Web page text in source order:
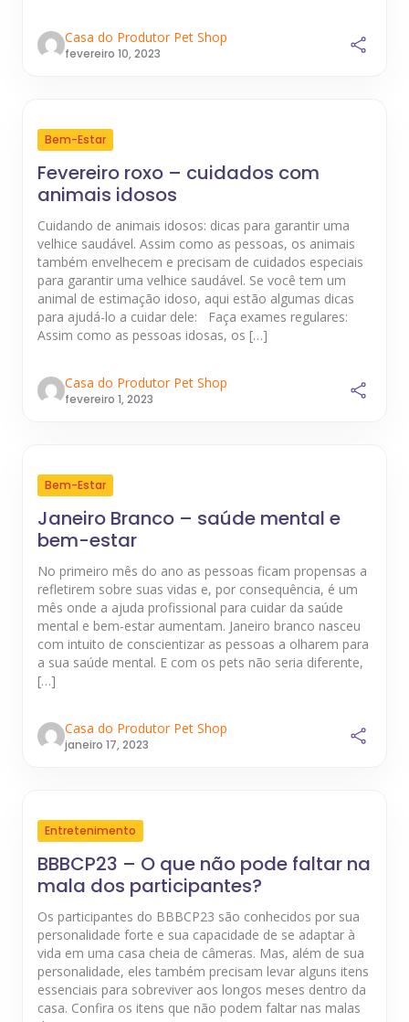
Casa do Produtor Pet Shop
fevereiro 10, 2023
Bem-Estar
Fevereiro roxo – cuidados com
animais idosos
Cuidando de animais idosos: dicas para garantir uma
velhice saudável. Assim como as pessoas, os animais
também envelhecem e precisam de cuidados especiais
para garantir uma velhice saudável. Se você tem um
animal de estimação idoso, aqui estão algumas dicas
para ajudá-lo a cuidar dele: Faça exames regulares:
Assim como as pessoas idosas, os […]
Casa do Produtor Pet Shop
fevereiro 1, 2023
Bem-Estar
Janeiro Branco – saúde mental e
bem-estar
No primeiro mês do ano as pessoas ficam propensas a
refletirem sobre suas vidas e, por consequência, é um
mês onde a ajuda profissional para cuidar da saúde
mental e bem-estar aumentam. Janeiro branco nasceu
com intuito de conscientizar as pessoas a olharem para
a sua saúde mental. E com os pets não seria diferente,
[…]
Casa do Produtor Pet Shop
janeiro 17, 2023
Entretenimento
BBBCP23 – O que não pode faltar na
mala dos participantes?
Os participantes do BBBCP23 são conhecidos por sua
personalidade forte e sua capacidade de se adaptar à
vida em uma casa cheia de câmeras. Mas, além de sua
personalidade, eles também precisam levar alguns itens
essenciais para sobreviver aos longos meses dentro da
casa. Confira os itens que não podem faltar nas malas